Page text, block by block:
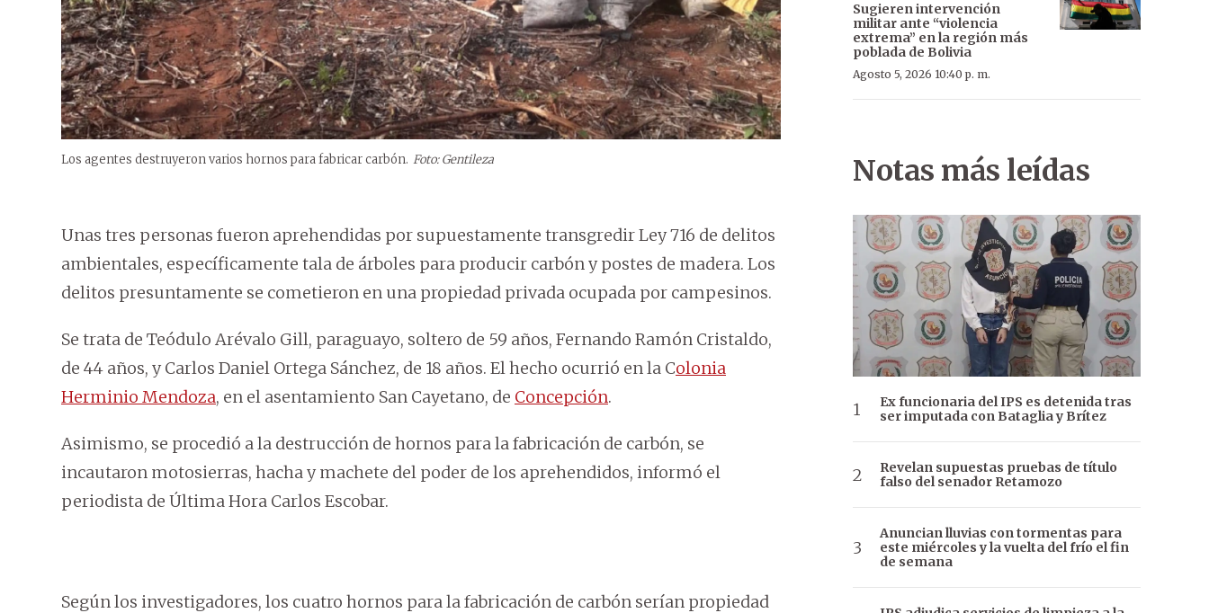
Los agentes destruyeron varios hornos para fabricar carbón. Foto: Gentileza
Unas tres personas fueron aprehendidas por supuestamente transgredir Ley 716 de delitos
ambientales, específicamente tala de árboles para producir carbón y postes de madera. Los
delitos presuntamente se cometieron en una propiedad privada ocupada por campesinos.
Se trata de Teódulo Arévalo Gill, paraguayo, soltero de 59 años, Fernando Ramón Cristaldo,
de 44 años, y Carlos Daniel Ortega Sánchez, de 18 años. El hecho ocurrió en la Colonia
Herminio Mendoza, en el asentamiento San Cayetano, de Concepción.
Asimismo, se procedió a la destrucción de hornos para la fabricación de carbón, se
incautaron motosierras, hacha y machete del poder de los aprehendidos, informó el
periodista de Última Hora Carlos Escobar.
Según los investigadores, los cuatro hornos para la fabricación de carbón serían propiedad
Sugieren intervención
militar ante “violencia
extrema” en la región más
poblada de Bolivia
Agosto 5, 2026 10:40 p. m.
Notas más leídas
Ex funcionaria del IPS es detenida tras
ser imputada con Bataglia y Brítez
Revelan supuestas pruebas de título
falso del senador Retamozo
Anuncian lluvias con tormentas para
este miércoles y la vuelta del frío el fin
de semana